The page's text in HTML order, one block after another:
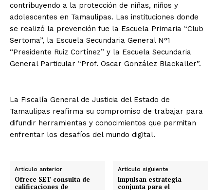
contribuyendo a la protección de niñas, niños y
adolescentes en Tamaulipas. Las instituciones donde
se realizó la prevención fue la Escuela Primaria “Club
Sertoma”, la Escuela Secundaria General N°1
“Presidente Ruiz Cortínez” y la Escuela Secundaria
General Particular “Prof. Oscar González Blackaller”.
La Fiscalía General de Justicia del Estado de
Tamaulipas reafirma su compromiso de trabajar para
difundir herramientas y conocimientos que permitan
enfrentar los desafíos del mundo digital.
Artículo anterior
Ofrece SET consulta de
calificaciones de
Artículo siguiente
Impulsan estrategia
conjunta para el